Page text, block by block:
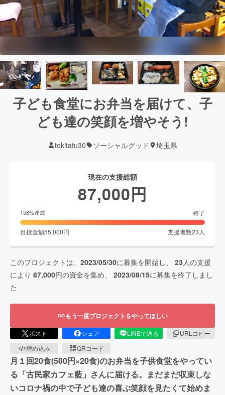
子ども食堂にお弁当を届けて、子
ども達の笑顔を増やそう!
tokitafu30 ソーシャルグッド 埼玉県
現在の支援総額
87,000円
158%達成 終了
目標金額55,000円 支援者数23 人
このプロジェクトは、 2023/05/30に募集を開始し、 23 人の支援
により 87,000円の資金を集め、 2023/08/15に募集を終了しまし
た
もう一度プロジェクトをやってほしい
ポスト シェア LINEで送る
URLコピー
埋め込み
QRコード
月１回20食(500円×20食)のお弁当を子供食堂をやってい
る「古民家カフェ藍」さんに届ける。まだまだ収束しな
いコロナ禍の中で子ども達の喜ぶ笑顔を見たくて始めま